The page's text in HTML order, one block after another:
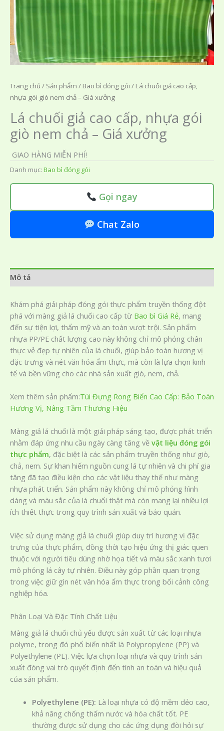
Trang chủ / Sản phẩm / Bao bì đóng gói / Lá chuối giả cao cấp,
nhựa gói giò nem chả – Giá xưởng
Lá chuối giả cao cấp, nhựa gói
giò nem chả – Giá xưởng
GIAO HÀNG MIỄN PHÍ!
Danh mục: Bao bì đóng gói
Gọi ngay
Chat Zalo
Mô tả
Khám phá giải pháp đóng gói thực phẩm truyền thống đột
phá với màng giả lá chuối cao cấp từ Bao bì Giá Rẻ, mang
đến sự tiện lợi, thẩm mỹ và an toàn vượt trội. Sản phẩm
nhựa PP/PE chất lượng cao này không chỉ mô phỏng chân
thực vẻ đẹp tự nhiên của lá chuối, giúp bảo toàn hương vị
đặc trưng và nét văn hóa ẩm thực, mà còn là lựa chọn kinh
tế và bền vững cho các nhà sản xuất giò, nem, chả.
Xem thêm sản phẩm:Túi Đựng Rong Biển Cao Cấp: Bảo Toàn
Hương Vị, Nâng Tầm Thương Hiệu
Màng giả lá chuối là một giải pháp sáng tạo, được phát triển
nhằm đáp ứng nhu cầu ngày càng tăng về vật liệu đóng gói
thực phẩm, đặc biệt là các sản phẩm truyền thống như giò,
chả, nem. Sự khan hiếm nguồn cung lá tự nhiên và chi phí gia
tăng đã tạo điều kiện cho các vật liệu thay thế như màng
nhựa phát triển. Sản phẩm này không chỉ mô phỏng hình
dáng và màu sắc của lá chuối thật mà còn mang lại nhiều lợi
ích thiết thực trong quy trình sản xuất và bảo quản.
Việc sử dụng màng giả lá chuối giúp duy trì hương vị đặc
trưng của thực phẩm, đồng thời tạo hiệu ứng thị giác quen
thuộc với người tiêu dùng nhờ họa tiết và màu sắc xanh tươi
mô phỏng lá cây tự nhiên. Điều này góp phần quan trọng
trong việc giữ gìn nét văn hóa ẩm thực trong bối cảnh công
nghiệp hóa.
Phân Loại Và Đặc Tính Chất Liệu
Màng giả lá chuối chủ yếu được sản xuất từ các loại nhựa
polyme, trong đó phổ biến nhất là Polypropylene (PP) và
Polyethylene (PE). Việc lựa chọn loại nhựa và quy trình sản
xuất đóng vai trò quyết định đến tính an toàn và hiệu quả
của sản phẩm.
Polyethylene (PE): Là loại nhựa có độ mềm dẻo cao,
khả năng chống thấm nước và hóa chất tốt. PE
thường được sử dụng cho các ứng dụng đòi hỏi sự